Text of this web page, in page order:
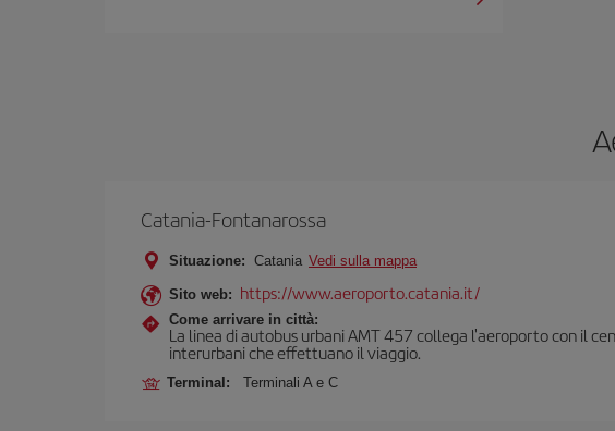
Catania-Fontanarossa
Situazione: Catania Vedi sulla mappa
Sito web: https://www.aeroporto.catania.it/
Come arrivare in città:
La linea di autobus urbani AMT 457 collega l'aeroporto con il
interurbani che effettuano il viaggio.
Terminal: Terminali A e C